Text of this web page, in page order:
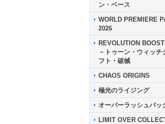
ン・ベース
WORLD PREMIERE
2026
REVOLUTION
－トゥーン・ウィッチ
フト・破械
CHAOS ORIGINS
極光のライジング
オーバーラッシュパッ
LIMIT OVER